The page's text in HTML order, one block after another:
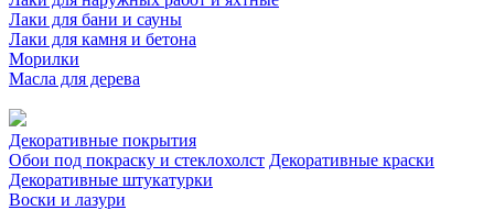
Лаки для бани и сауны
Лаки для камня и бетона
Морилки
Масла для дерева
Декоративные покрытия
Обои под покраску и стеклохолст Декоративные краски
Декоративные штукатурки
Воски и лазури